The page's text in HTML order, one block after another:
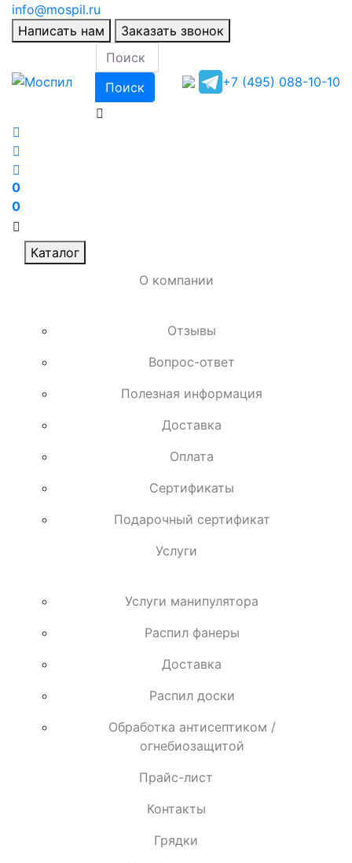
info@mospil.ru
Написать нам
Заказать звонок
Поиск +7 (495) 088-10-10
0
0
Каталог
О компании
Отзывы
Вопрос-ответ
Полезная информация
Доставка
Оплата
Сертификаты
Подарочный сертификат
Услуги
Услуги манипулятора
Распил фанеры
Доставка
Распил доски
Обработка антисептиком /
огнебиозащитой
Прайс-лист
Контакты
Грядки